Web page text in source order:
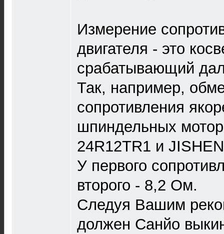
Измерение
двигателя - это
срабатывающий
Так, например,
сопротивления
шпиндельных
24R12TR1 и
У первого
второго - 8,2 Ом.
Следуя Вашим
должен Санйо